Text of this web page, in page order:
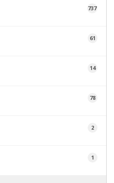
737
61
14
78
2
1